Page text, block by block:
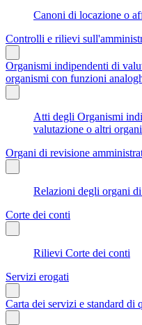
Canoni di locazione o
Controlli e rilievi
Organismi indipendenti di
organismi con funzioni
Atti degli Organismi
valutazione o altri
Organi di revisione
Relazioni degli organi
Corte dei conti
Rilievi Corte dei conti
Servizi erogati
Carta dei servizi e standard di